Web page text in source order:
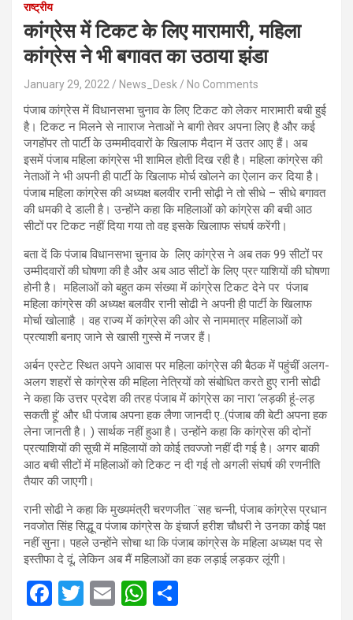
राष्ट्रीय
कांग्रेस में टिकट के लिए मारामारी, महिला
कांग्रेस ने भी बगावत का उठाया झंडा
January 29, 2022 News_Desk No Comments
पंजाब कांग्रेस में विधानसभा चुनाव के लिए टिकट को लेकर मारामारी बची हुई
है। टिकट न मिलने से नााराज नेताओं ने बागी तेवर अपना लिए है और कई
जगहोंपर तो पार्टी के उम्‍ममीदवारों के खिलाफ मैदान में उतर आए हैं। अब
इसमें पंजाब महिला कांग्रेस भी शामिल होती दिख रही है। महिला कांग्रेस की
नेताओं ने भी अपनी ही पार्टी के खिलाफ मोर्च खोलने का ऐलान कर दिया हैै।
पंजाब महिला कांग्रेस की अध्‍यक्ष बलवीर रानी सोढ़ी ने तो सीधे – सीधे बगावत
की धमकी दे डाली है। उन्‍होंने कहा कि महिलाओं को कांग्रेस की बची आठ
सीटों पर टिकट नहीं दिया गया तो वह इसके खिलााफ संघर्ष करेंगी।
बता दें कि पंजाब विधानसभा चुनाव के लिए कांग्रेस ने अब तक 99 सीटों पर
उम्‍मीदवारों की घोषणा की है और अब आठ सीटों के लिए प्रत्‍ याशियों की घोषणा
होनी है। महिलाओं को बहुत कम संंख्‍या में कांग्रेस टिकट देने पर पंजाब
महिला कांग्रेस की अध्यक्ष बलवीर रानी सोढी ने अपनी ही पार्टी के खिलाफ
मोर्चा खोलााहै । वह राज्य में कांग्रेस की ओर से नाममात्र महिलाओं को
प्रत्याशी बनाए जाने से खासी गुस्से में नजर हैं।
अर्बन एस्टेट स्थित अपने आवास पर महिला कांग्रेस की बैठक में पहुंचीं अलग-
अलग शहरों से कांग्रेस की महिला नेत्रियों को संबोधित करते हुए रानी सोढी
ने कहा कि उत्तर प्रदेश की तरह पंजाब में कांग्रेस का नारा ‘लड़की हूं-लड़
सकती हूं’ और धी पंजाब अपना हक लैणा जानदी ए..(पंजाब की बेटी अपना हक
लेना जानती है। ) सार्थक नहीं हुआ है। उन्होंने कहा कि कांग्रेस की दोनों
प्रत्याशियों की सूची में महिलायों को कोई तवज्जो नहीं दी गई है। अगर बाकी
आठ बची सीटों में महिलाओं को टिकट न दी गई तो अगली संघर्ष की रणनीति
तैयार की जाएगी।
रानी सोढी ने कहा कि मुख्यमंत्री चरणजीत ¨सह चन्नी, पंजाब कांग्रेस प्रधान
नवजोत सिंह सिद्धू व पंजाब कांग्रेस के इंचार्ज हरीश चौधरी ने उनका कोई पक्ष
नहीं सुना। पहले उन्होंने सोचा था कि पंजाब कांग्रेस के महिला अध्यक्ष पद से
इस्तीफा दे दूं, लेकिन अब मैं महिलाओं का हक लड़ाई लड़कर लूंगी।
F
T
E
W